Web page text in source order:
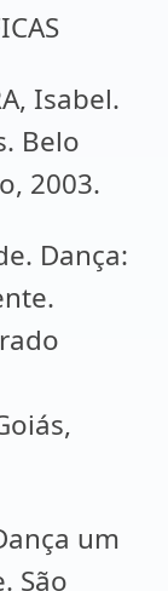
Isabel.
Belo
2003.
Dança:
um
São